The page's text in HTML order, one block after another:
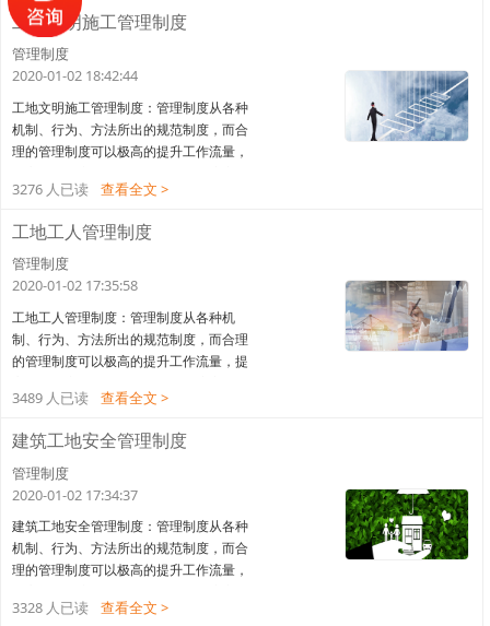
工地文明施工管理制度
管理制度
2020-01-02 18:42:44
工地文明施工管理制度：管理制度从各种
机制、行为、方法所出的规范制度，而合
理的管理制度可以极高的提升工作流量，
到权威性，这样才能更好的规范各个部
工地文明施工管理制度。工地文明施工管
理制度1、施工单位应严格遵守国家及地方
政府颁发的安全施工、文明施工等规范、
设单位将不定期邀请有关部门按《成都市
建设工
3276 人已读 查看全文 >
工地工人管理制度
管理制度
2020-01-02 17:35:58
工地工人管理制度：管理制度从各种机
制、行为、方法所出的规范制度，而合理
的管理制度可以极高的提升工作流量，提
权威性，这样才能更好的规范各个部门。
工人管理制度。工地工人管理制度一、热
爱本职工作，努力学习劳动卫生和安全生
产知识，提高自身的政治、文化、技术水
安全操作规程。二、遵守劳动纪律，服从
领导，工
3489 人已读 查看全文 >
建筑工地安全管理制度
管理制度
2020-01-02 17:34:37
建筑工地安全管理制度：管理制度从各种
机制、行为、方法所出的规范制度，而合
理的管理制度可以极高的提升工作流量，
到权威性，这样才能更好的规范各个部
3328 人已读 查看全文 >